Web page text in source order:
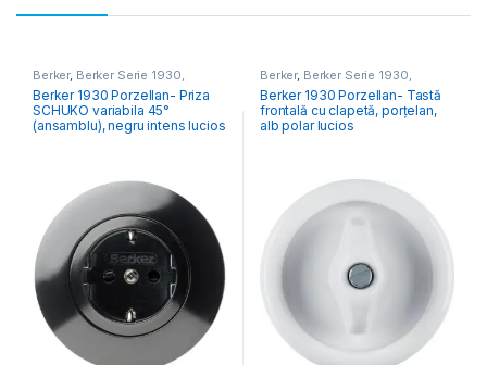
Berker, Berker Serie 1930,
Porzellan, Glass, R.Classic
Berker 1930 Porzellan- Priza
SCHUKO variabila 45°
(ansamblu), negru intens lucios
Berker, Berker Serie 1930,
Porzellan, Glass, R.Classic
Berker 1930 Porzellan- Tastă
frontală cu clapetă, porțelan,
alb polar lucios